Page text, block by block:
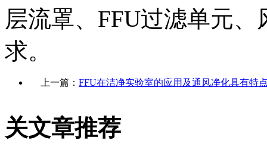
层流罩、FFU过滤单元
求。
上一篇： FFU在洁净实验室的应用及通风净化具有特
关文章推荐